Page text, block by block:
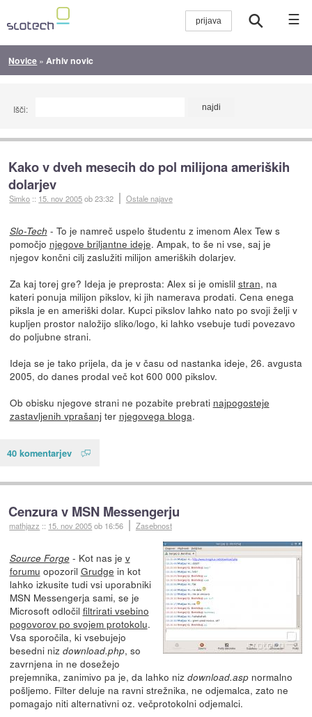
☰
Novice » Arhiv novic
Išči:
Kako v dveh mesecih do pol milijona ameriških
dolarjev
Simko :: 15. nov 2005ob 23:32 Ostale najave
Slo-Tech - To je namreč uspelo študentu z imenom Alex Tew s
pomočjo njegove briljantne ideje. Ampak, to še ni vse, saj je
njegov končni cilj zaslužiti milijon ameriških dolarjev.
Za kaj torej gre? Ideja je preprosta: Alex si je omislil stran, na
kateri ponuja milijon pikslov, ki jih namerava prodati. Cena enega
piksla je en ameriški dolar. Kupci pikslov lahko nato po svoji želji v
kupljen prostor naložijo sliko/logo, ki lahko vsebuje tudi povezavo
do poljubne strani.
Ideja se je tako prijela, da je v času od nastanka ideje, 26. avgusta
2005, do danes prodal več kot 600 000 pikslov.
Ob obisku njegove strani ne pozabite prebrati najpogosteje
zastavljenih vprašanjter njegovega bloga.
40 komentarjev
Cenzura v MSN Messengerju
mathjazz :: 15. nov 2005ob 16:56 Zasebnost
Source Forge- Kot nas je v
forumu opozoril Grudge in kot
lahko izkusite tudi vsi uporabniki
MSN Messengerja sami, se je
Microsoft odločil filtrirati vsebino
pogovorov po svojem protokolu.
Vsa sporočila, ki vsebujejo
besedni niz download.php, so
zavrnjena in ne dosežejo
prejemnika, zanimivo pa je, da lahko niz download.aspnormalno
pošljemo. Filter deluje na ravni strežnika, ne odjemalca, zato ne
pomagajo niti alternativni oz. večprotokolni odjemalci.